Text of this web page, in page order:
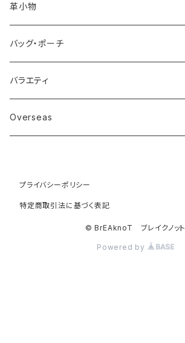
ミニ財布・札入れ
≫コードバン
≫イタリアンレザー
長財布・束入れ
≫ミニ長財布
≫コンパクト束入れ
革小物
小銭入れ
≫イタリアンレザー
≫栃木レザー
≫サメ革シャークスキン
カードケース
≫イタリアンレザー
キーケース
≫イタリアンレザー
バッグ・ポーチ
バラエティ
カップスリーブ
≫コードバン
Overseas
プライバシーポリシー
特定商取引法に基づく表記
© BrEAknoT ブレイクノット
Powered by